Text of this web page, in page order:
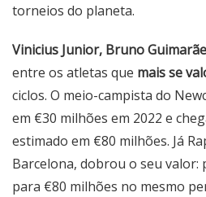
torneios do planeta.
Vinicius Junior, Bruno
entre os atletas que mais se
ciclos. O meio-campista do
em €30 milhões em 2022 e
estimado em €80 milhões. Já
Barcelona, dobrou o seu valor:
para €80 milhões no mesmo